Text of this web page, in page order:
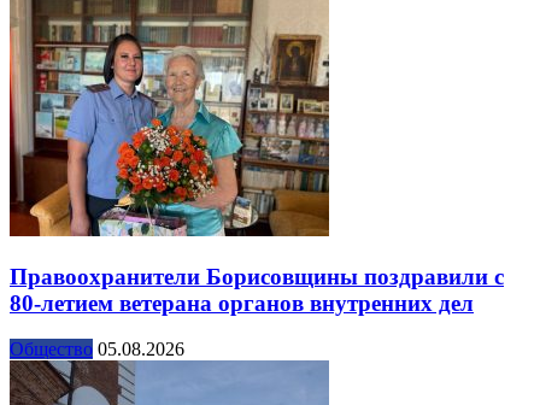
Правоохранители Борисовщины поздравили с
80-летием ветерана органов внутренних дел
Общество 05.08.2026